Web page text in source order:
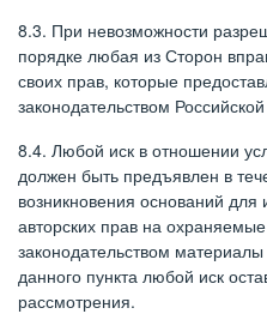
8.3. При невозможности
порядке любая из Сторон
своих прав, которые
законодательством
8.4. Любой иск в отношении
должен быть предъявлен в
возникновения оснований
авторских прав на охраняемые
законодательством
данного пункта любой иск
рассмотрения.